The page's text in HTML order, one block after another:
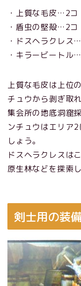
・上質な毛皮…2コ
・盾虫の堅殻…2コ
・ドスヘラクレス
・キラービートル
上質な毛皮は上位
チュウから剥ぎ取れ
集会所の地底洞窟
ンチュウはエリア
しょう。
ドスヘラクレスは
原生林などを探索
剣士用の装